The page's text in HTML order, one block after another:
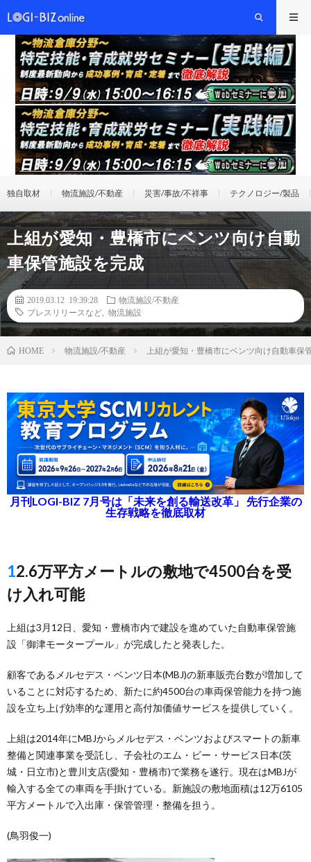
独自取材 物流施設/不動産 災害/事故/不祥事 テクノロジー/製品
上組が愛知・豊橋市にベンツ向け自動
車保管施設を完成
2019.03.12 19:39:28
物流施設/不動産
プレスリリースなど
物流施設
HOME 物流施設/不動産 上組が愛知・豊橋市にベンツ向け自動車保
月刊LOGI-BIZ 7月号は「未来を創る輸送改革」 先行企業の
生存戦略を徹底取材
12.6万平方メートルの敷地で4500台を受
け入れ可能
上組は3月12日、愛知・豊橋市内で建設を進めていた自動車保管施
設「御津モータープール」が完成したと発表した。
顧客であるメルセデス・ベンツ日本(MBJ)の新車販売台数が増加して
いることに対応するため、新たに約4500台の車両保管能力を持つ施
設を立ち上げ効率的な運用と高付加価値サービスを提供していく。
上組は2014年にMBJからメルセデス・ベンツおよびスマートの新車
整備と関連事業を受託し、子会社のエム・ビー・サービス日本(茨
城・日立市)と豊川支店(愛知・豊橋市)で業務を遂行。現在はMBJが
輸入する全ての車両を手掛けている。新施設の敷地面積は12万6105
平方メートルで入出庫・保管管理・整備を担う。
(鳥羽俊一)